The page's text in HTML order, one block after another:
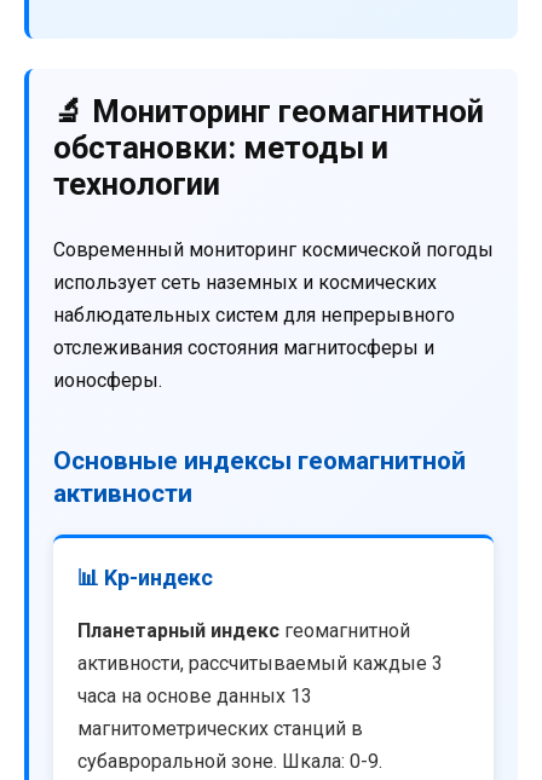
🔬 Мониторинг геомагнитной
обстановки: методы и
технологии
Современный мониторинг космической погоды
использует сеть наземных и космических
наблюдательных систем для непрерывного
отслеживания состояния магнитосферы и
ионосферы.
Основные индексы геомагнитной
активности
📊 Kp-индекс
Планетарный индекс геомагнитной
активности, рассчитываемый каждые 3
часа на основе данных 13
магнитометрических станций в
субавроральной зоне. Шкала: 0-9.